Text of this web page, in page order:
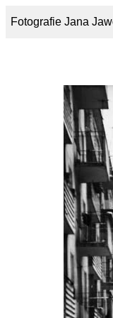
Fotografie Jana